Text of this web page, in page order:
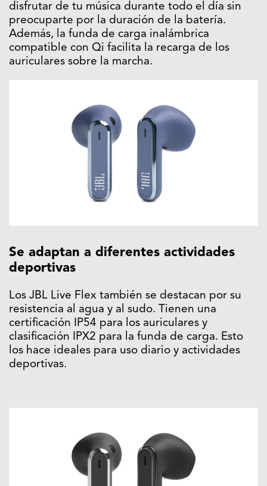
disfrutar de tu música durante todo el día sin
preocuparte por la duración de la batería.
Además, la funda de carga inalámbrica
compatible con Qi facilita la recarga de los
auriculares sobre la marcha.
Se adaptan a diferentes actividades
deportivas
Los JBL Live Flex también se destacan por su
resistencia al agua y al sudo. Tienen una
certificación IP54 para los auriculares y
clasificación IPX2 para la funda de carga. Esto
los hace ideales para uso diario y actividades
deportivas.